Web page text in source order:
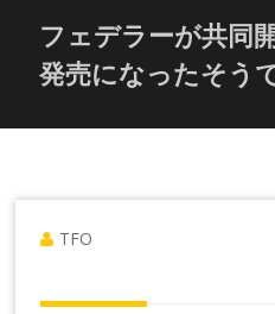
フェデラーが共同
発売になったそう
TFO